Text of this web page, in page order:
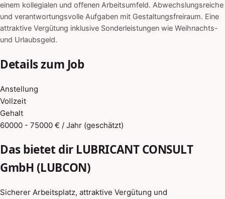
einem kollegialen und offenen Arbeitsumfeld. Abwechslungsreiche
und verantwortungsvolle Aufgaben mit Gestaltungsfreiraum. Eine
attraktive Vergütung inklusive Sonderleistungen wie Weihnachts-
und Urlaubsgeld.
Details zum Job
Anstellung
Vollzeit
Gehalt
60000 - 75000 € / Jahr (geschätzt)
Das bietet dir LUBRICANT CONSULT
GmbH (LUBCON)
Sicherer Arbeitsplatz, attraktive Vergütung und